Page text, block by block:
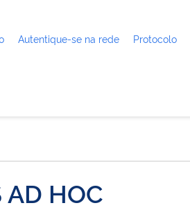
Autentique-se na rede Protocolo
AD HOC